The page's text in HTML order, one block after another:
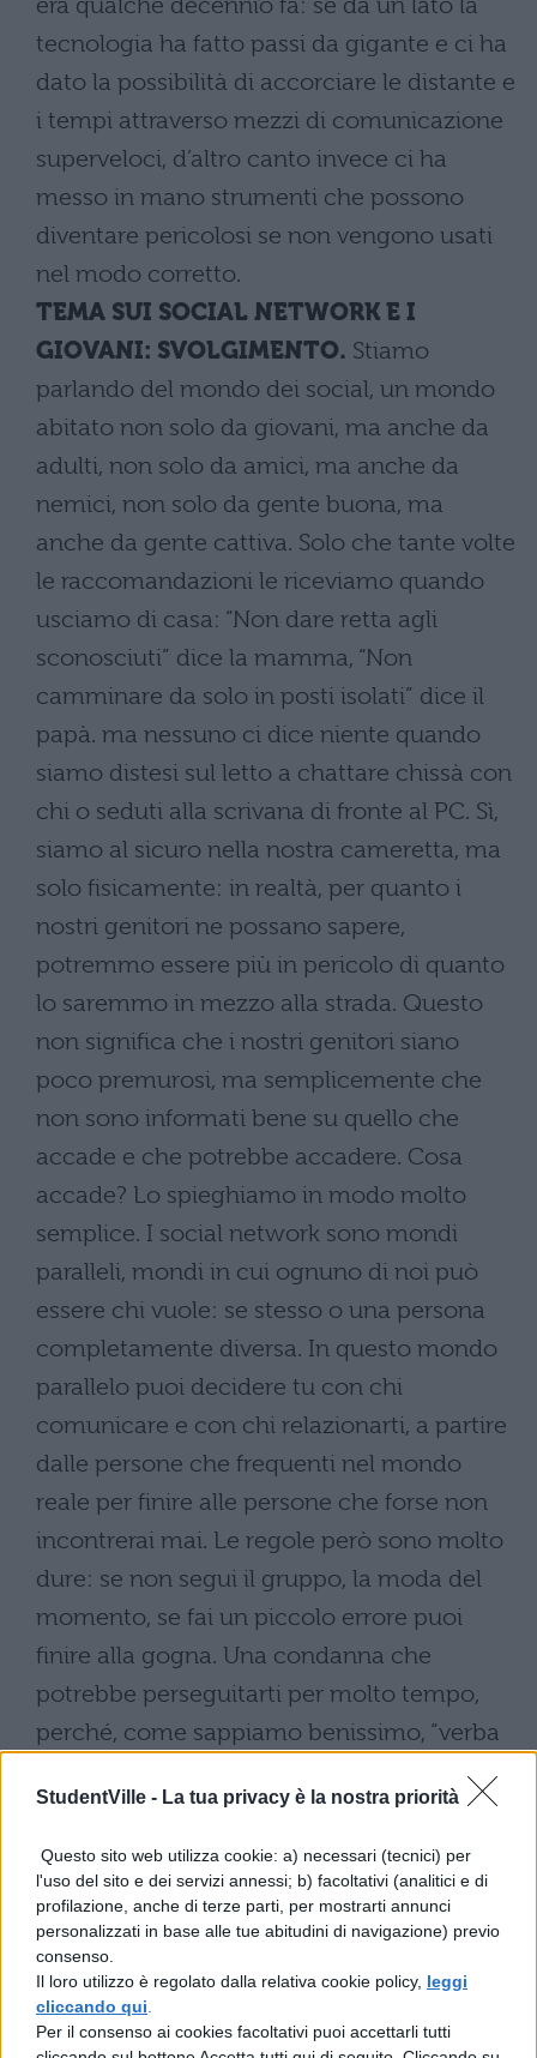
StudentVille - La tua privacy è la nostra priorità
Questo sito web utilizza cookie: a) necessari (tecnici) per
l'uso del sito e dei servizi annessi; b) facoltativi (analitici e di
profilazione, anche di terze parti, per mostrarti annunci
personalizzati in base alle tue abitudini di navigazione) previo
consenso.
Il loro utilizzo è regolato dalla relativa cookie policy, leggi
cliccando qui
Per il consenso ai cookies facoltativi puoi accettarli tutti
tecnologia ha fatto passi da gigante e ci ha
dato la possibilità di accorciare le distante e
i tempi attraverso mezzi di comunicazione
superveloci, d’altro canto invece ci ha
messo in mano strumenti che possono
diventare pericolosi se non vengono usati
nel modo corretto.
TEMA SUI SOCIAL NETWORK E I
GIOVANI: SVOLGIMENTO. Stiamo
parlando del mondo dei social, un mondo
abitato non solo da giovani, ma anche da
adulti, non solo da amici, ma anche da
nemici, non solo da gente buona, ma
anche da gente cattiva. Solo che tante volte
le raccomandazioni le riceviamo quando
usciamo di casa: “Non dare retta agli
sconosciuti” dice la mamma, “Non
camminare da solo in posti isolati” dice il
papà. ma nessuno ci dice niente quando
siamo distesi sul letto a chattare chissà con
chi o seduti alla scrivana di fronte al PC. Sì,
siamo al sicuro nella nostra cameretta, ma
solo fisicamente: in realtà, per quanto i
nostri genitori ne possano sapere,
potremmo essere più in pericolo di quanto
lo saremmo in mezzo alla strada. Questo
non significa che i nostri genitori siano
poco premurosi, ma semplicemente che
non sono informati bene su quello che
accade e che potrebbe accadere. Cosa
accade? Lo spieghiamo in modo molto
semplice. I social network sono mondi
paralleli, mondi in cui ognuno di noi può
essere chi vuole: se stesso o una persona
completamente diversa. In questo mondo
parallelo puoi decidere tu con chi
comunicare e con chi relazionarti, a partire
dalle persone che frequenti nel mondo
reale per finire alle persone che forse non
incontrerai mai. Le regole però sono molto
dure: se non segui il gruppo, la moda del
momento, se fai un piccolo errore puoi
finire alla gogna. Una condanna che
potrebbe perseguitarti per molto tempo,
perché, come sappiamo benissimo, “verba
parole volano, le cose scritte rimangono. E
con cose scritte nel mondo dei social
indichiamo fotografie, status, commenti,
video e tanto altro. Un piccolo errore di
valutazione può essere fatale e può
macchiare per sempre la nostra vita, e in
alcuni casi stroncarla. Se nel mondo reale